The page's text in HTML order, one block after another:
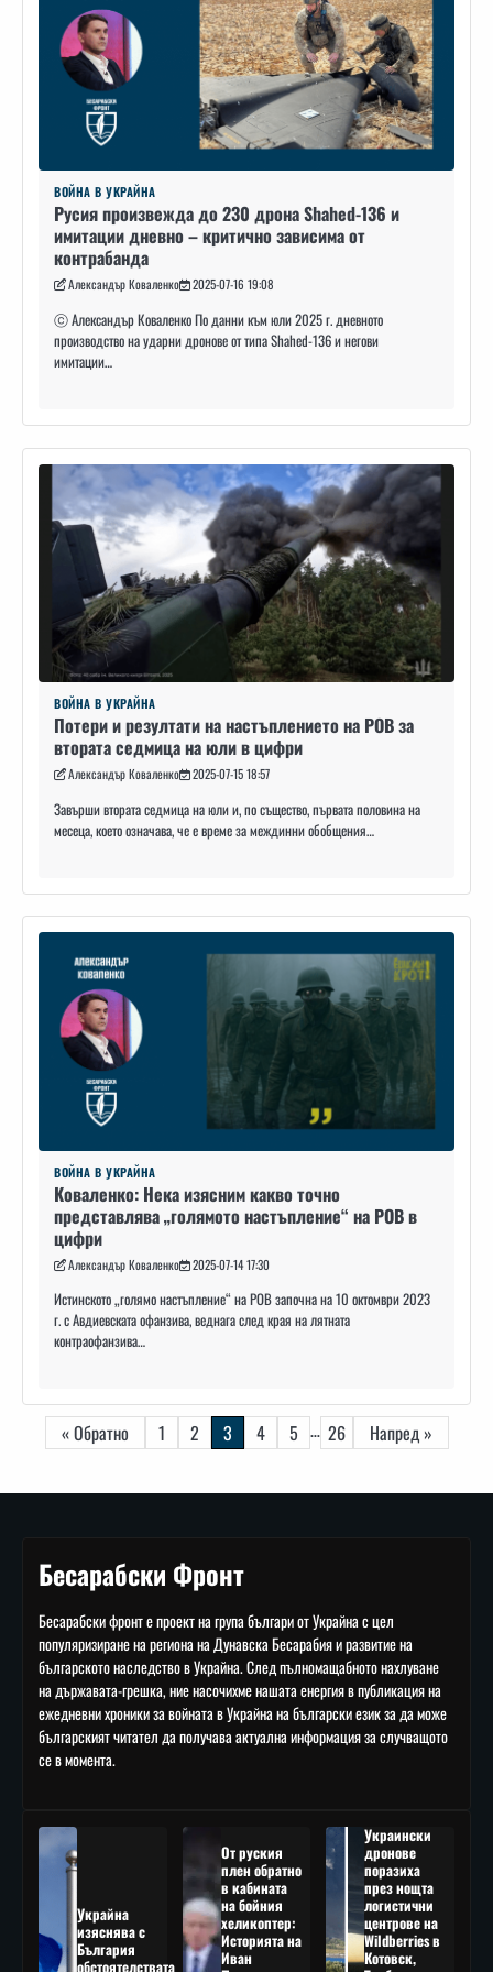
ВОЙНА В УКРАЙНА
Русия произвежда до 230 дрона Shahed-136 и
имитации дневно – критично зависима от
контрабанда
Александър Коваленко 2025-07-16 19:08
ⓒ Александър Коваленко По данни към юли 2025 г. дневното
производство на ударни дронове от типа Shahed-136 и негови
имитации…
ВОЙНА В УКРАЙНА
Потери и резултати на настъплението на РОВ за
втората седмица на юли в цифри
Александър Коваленко 2025-07-15 18:57
Завърши втората седмица на юли и, по същество, първата половина на
месеца, което означава, че е време за междинни обобщения…
ВОЙНА В УКРАЙНА
Коваленко: Нека изясним какво точно
представлява „голямото настъпление“ на РОВ в
цифри
Александър Коваленко 2025-07-14 17:30
Истинското „голямо настъпление“ на РОВ започна на 10 октомври 2023
г. с Авдиевската офанзива, веднага след края на лятната
контраофанзива…
Навигация
« Обратно 1 2 3 4 5 … 26 Напред »
Бесарабски Фронт
Бесарабски фронт е проект на група българи от Украйна с цел
популяризиране на региона на Дунавска Бесарабия и развитие на
българското наследство в Украйна. След пълномащабното нахлуване
на държавата-грешка, ние насочихме нашата енергия в публикация на
ежедневни хроники за войната в Украйна на български език за да може
българският читател да получава актуална информация за случващото
се в момента.
Украйна
изяснява с
България
обстоятелствата
От руския
плен обратно
в кабината
на бойния
хеликоптер:
Историята на
Иван
Украински
дронове
поразиха
през нощта
логистични
центрове на
Wildberries в
Котовск,